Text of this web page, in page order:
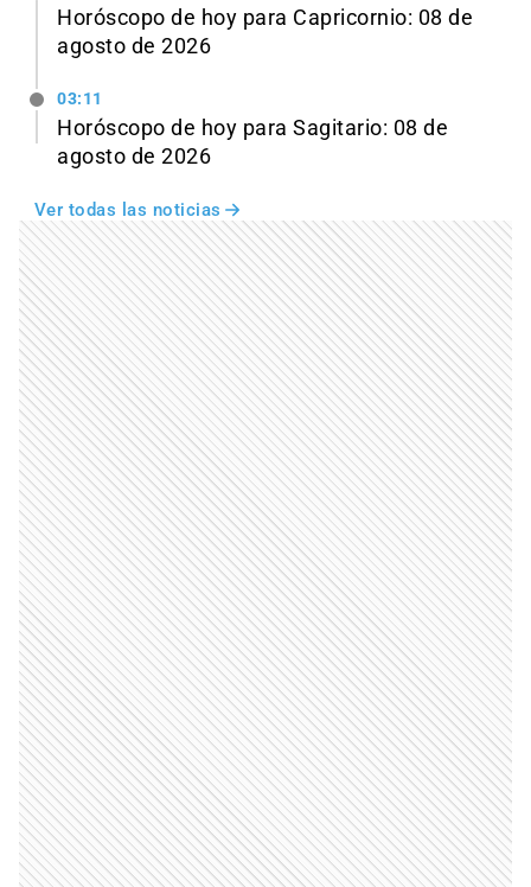
Horóscopo de hoy para Capricornio: 08 de
agosto de 2026
03:11
Horóscopo de hoy para Sagitario: 08 de
agosto de 2026
Ver todas las noticias